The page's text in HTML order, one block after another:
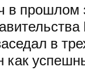
в прошлом
в